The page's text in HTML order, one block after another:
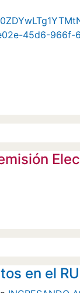
45d6-
en el